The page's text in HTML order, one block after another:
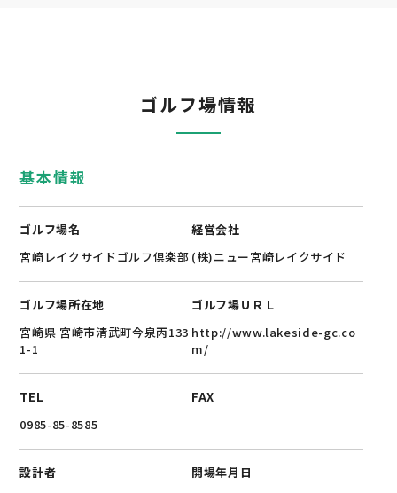
ゴルフ場情報
基本情報
ゴルフ場名
宮崎レイクサイドゴルフ倶楽部
経営会社
(株)ニュー宮崎レイクサイド
ゴルフ場所在地
宮崎県 宮崎市清武町今泉丙133
1-1
ゴルフ場ＵＲＬ
http://www.lakeside-gc.co
m/
TEL
0985-85-8585
FAX
設計者
開場年月日